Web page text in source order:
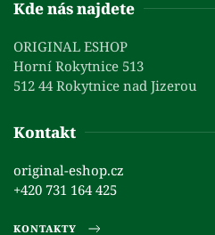
Kde nás najdete
ORIGINAL ESHOP
Horní Rokytnice 513
512 44 Rokytnice nad Jizerou
Kontakt
original-eshop.cz
+420 731 164 425
KONTAKTY